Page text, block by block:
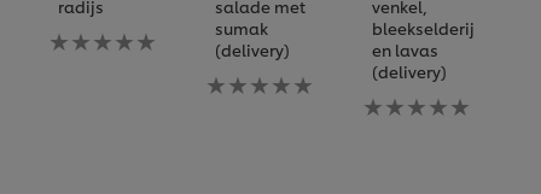
radijs
Geen
beoordelingen
salade met
sumak
(delivery)
Geen
beoordelingen
venkel,
bleekselderij
en lavas
(delivery)
Geen
beoordelingen